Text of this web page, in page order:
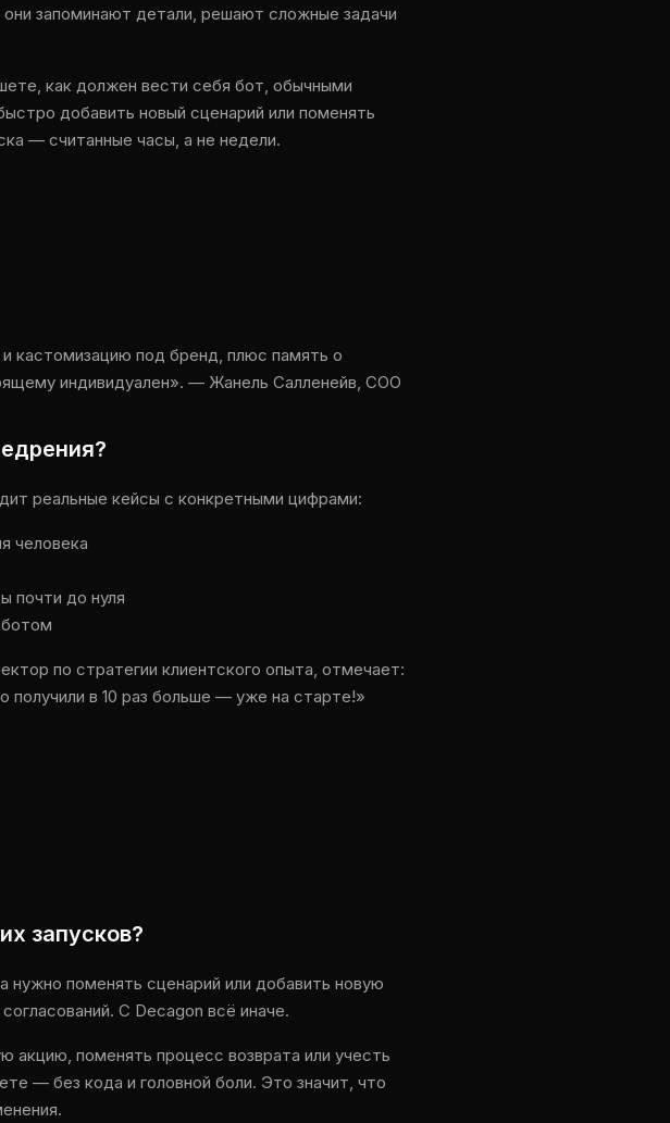
запоминают детали, решают сложные задачи
как должен вести себя бот, обычными
добавить новый сценарий или поменять
— считанные часы, а не недели.
кастомизацию под бренд, плюс память о
индивидуален». — Жанель Салленейв, COO
реальные кейсы с конкретными цифрами:
человека
почти до нуля
по стратегии клиентского опыта, отмечает:
в 10 раз больше — уже на старте!»
запусков?
поменять сценарий или добавить новую
С Decagon всё иначе.
поменять процесс возврата или учесть
— без кода и головной боли. Это значит, что